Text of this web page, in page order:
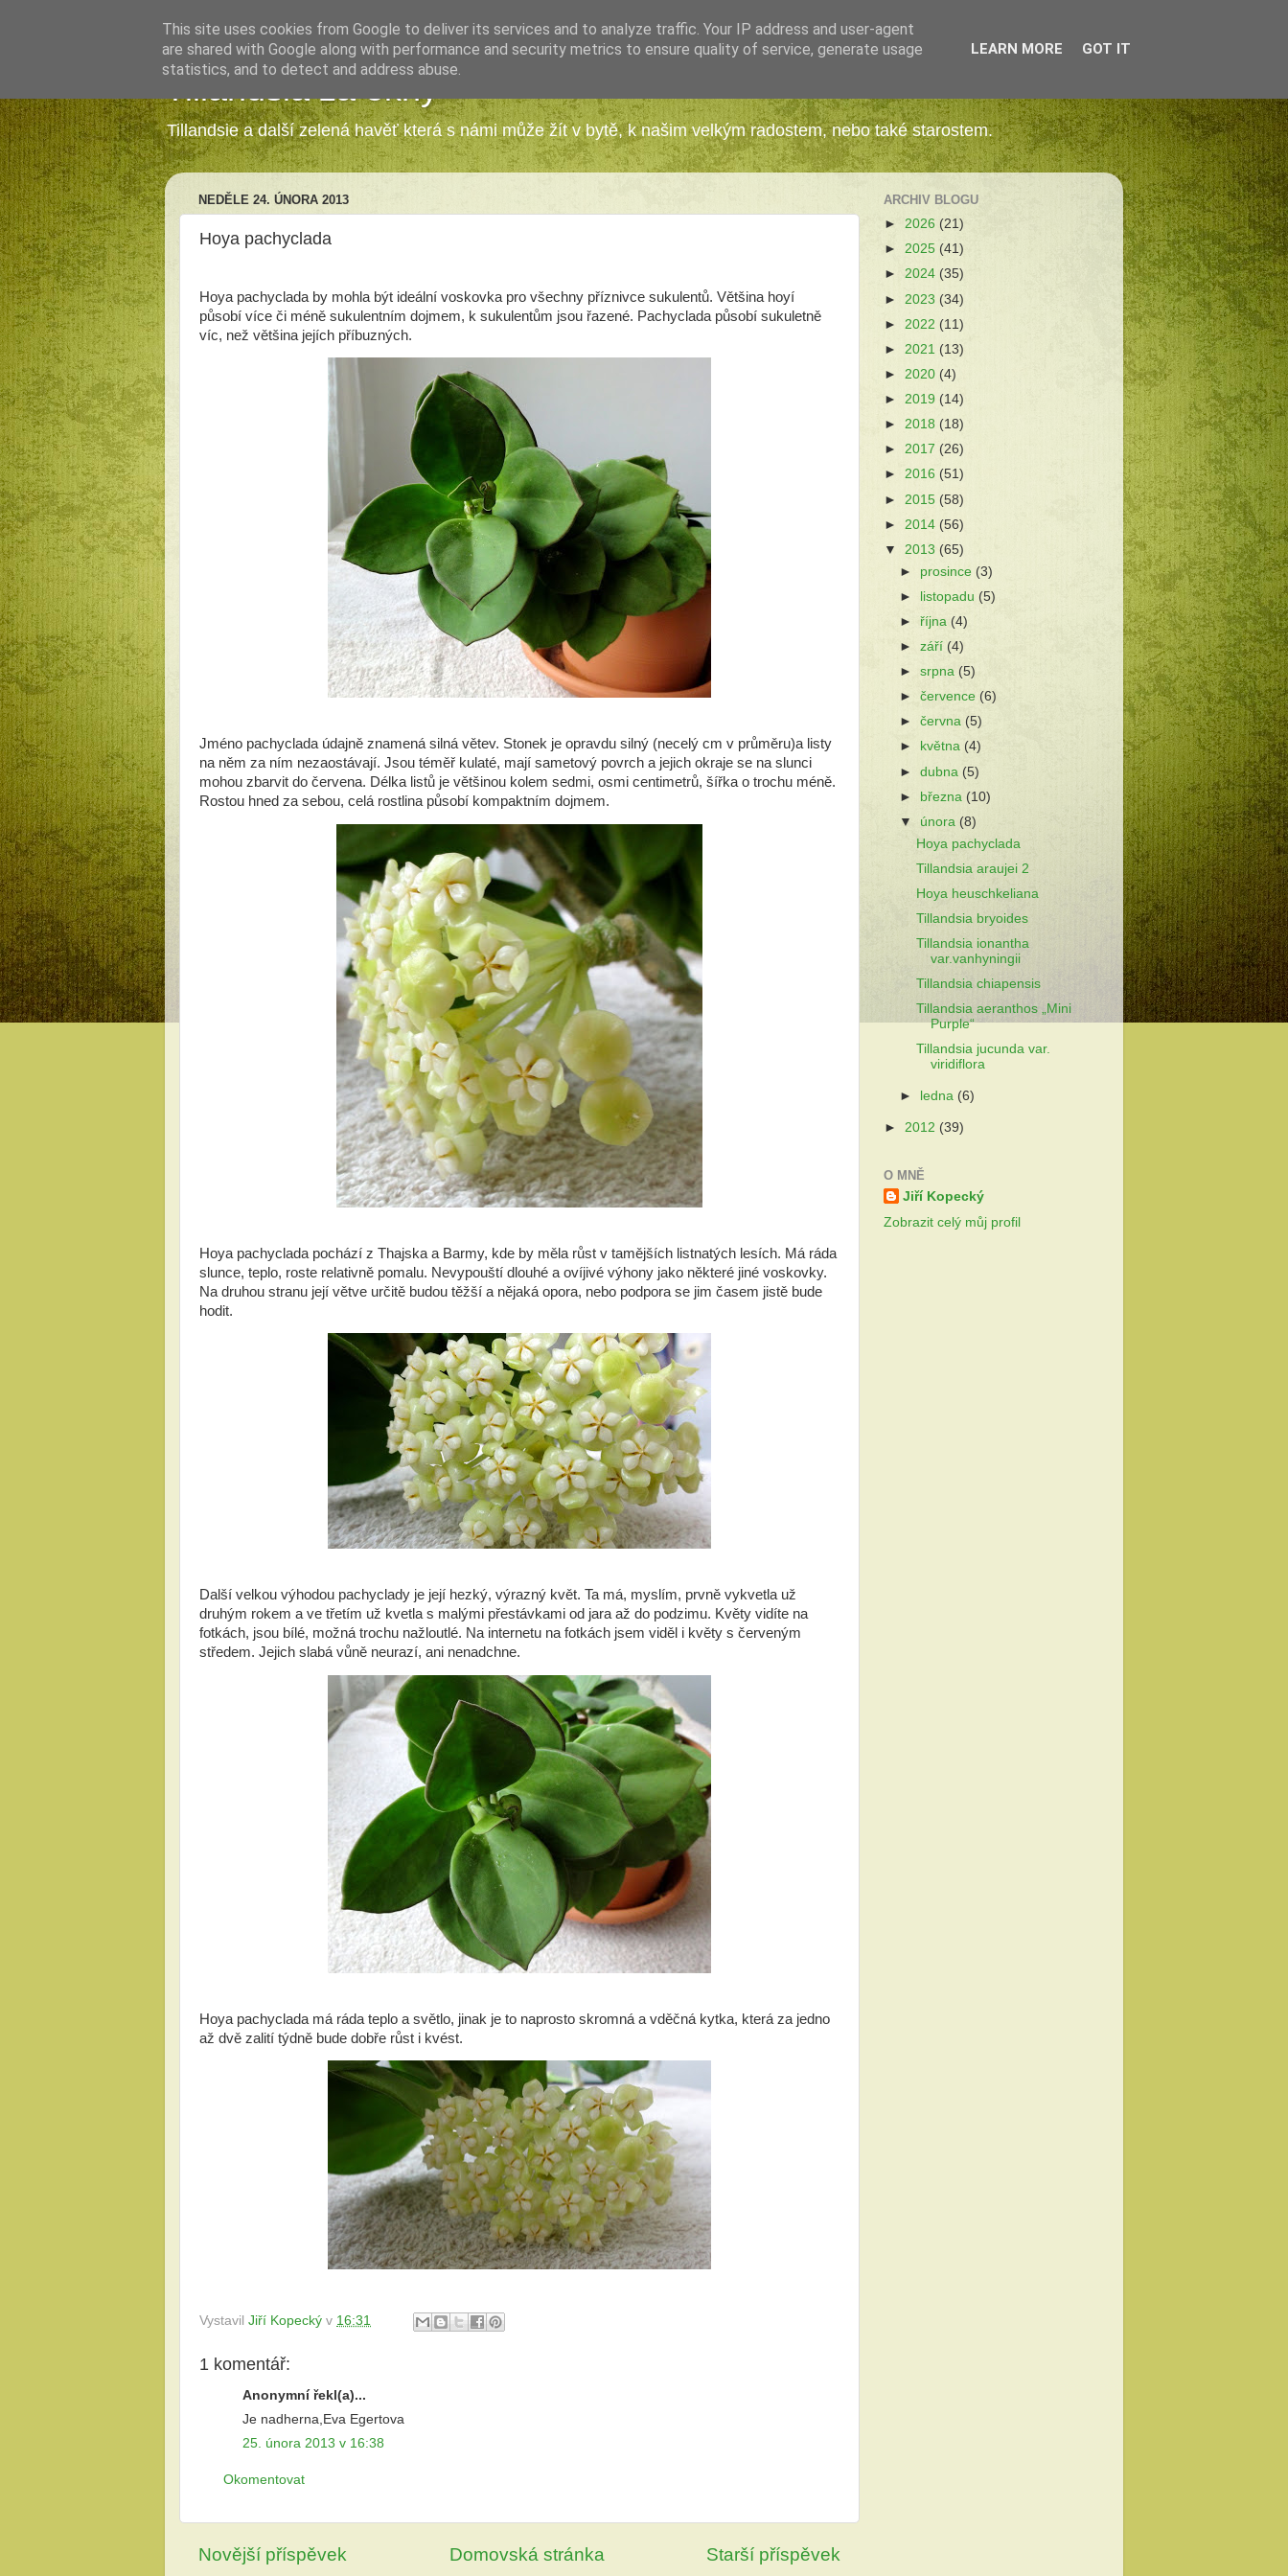
Tillandsia za okny
Tillandsie a další zelená havěť která s námi může žít v bytě, k našim velkým radostem, nebo také starostem.
NEDĚLE 24. ÚNORA 2013
Hoya pachyclada
Hoya pachyclada by mohla být ideální voskovka pro všechny příznivce sukulentů. Většina hoyí
působí více či méně sukulentním dojmem, k sukulentům jsou řazené. Pachyclada působí sukuletně
víc, než většina jejích příbuzných.
Jméno pachyclada údajně znamená silná větev. Stonek je opravdu silný (necelý cm v průměru)a listy
na něm za ním nezaostávají. Jsou téměř kulaté, mají sametový povrch a jejich okraje se na slunci
mohou zbarvit do červena. Délka listů je většinou kolem sedmi, osmi centimetrů, šířka o trochu méně.
Rostou hned za sebou, celá rostlina působí kompaktním dojmem.
Hoya pachyclada pochází z Thajska a Barmy, kde by měla růst v tamějších listnatých lesích. Má ráda
slunce, teplo, roste relativně pomalu. Nevypouští dlouhé a ovíjivé výhony jako některé jiné voskovky.
Na druhou stranu její větve určitě budou těžší a nějaká opora, nebo podpora se jim časem jistě bude
hodit.
Další velkou výhodou pachyclady je její hezký, výrazný květ. Ta má, myslím, prvně vykvetla už
druhým rokem a ve třetím už kvetla s malými přestávkami od jara až do podzimu. Květy vidíte na
fotkách, jsou bílé, možná trochu nažloutlé. Na internetu na fotkách jsem viděl i květy s červeným
středem. Jejich slabá vůně neurazí, ani nenadchne.
Hoya pachyclada má ráda teplo a světlo, jinak je to naprosto skromná a vděčná kytka, která za jedno
až dvě zalití týdně bude dobře růst i kvést.
Vystavil Jiří Kopecký v 16:31
1 komentář:
Anonymní řekl(a)...
Je nadherna,Eva Egertova
25. února 2013 v 16:38
Okomentovat
Novější příspěvek Starší příspěvek
Domovská stránka
ARCHIV BLOGU
► 2026 (21)
► 2025 (41)
► 2024 (35)
► 2023 (34)
► 2022 (11)
► 2021 (13)
► 2020 (4)
► 2019 (14)
► 2018 (18)
► 2017 (26)
► 2016 (51)
► 2015 (58)
► 2014 (56)
▼ 2013 (65)
► prosince (3)
► listopadu (5)
►října(4)
►září (4)
►srpna(5)
►července (6)
►června (5)
►
května (4)
►dubna (5)
► března(10)
▼ února(8)
Hoya pachyclada
Tillandsia araujei 2
Hoya heuschkeliana
Tillandsia bryoides
Tillandsia ionantha
var.vanhyningii
Tillandsia chiapensis
Tillandsia aeranthos „Mini
Purple“
Tillandsia jucunda var.
viridiflora
► ledna (6)
► 2012 (39)
O MNĚ
Jiří Kopecký
Zobrazit celý můj profil
This site uses cookies from Google to deliver its services and to analyze traffic. Your IP address and user-agent
are shared with Google along with performance and security metrics to ensure quality of service, generate usage
statistics, and to detect and address abuse.
LEARN MORE GOT IT